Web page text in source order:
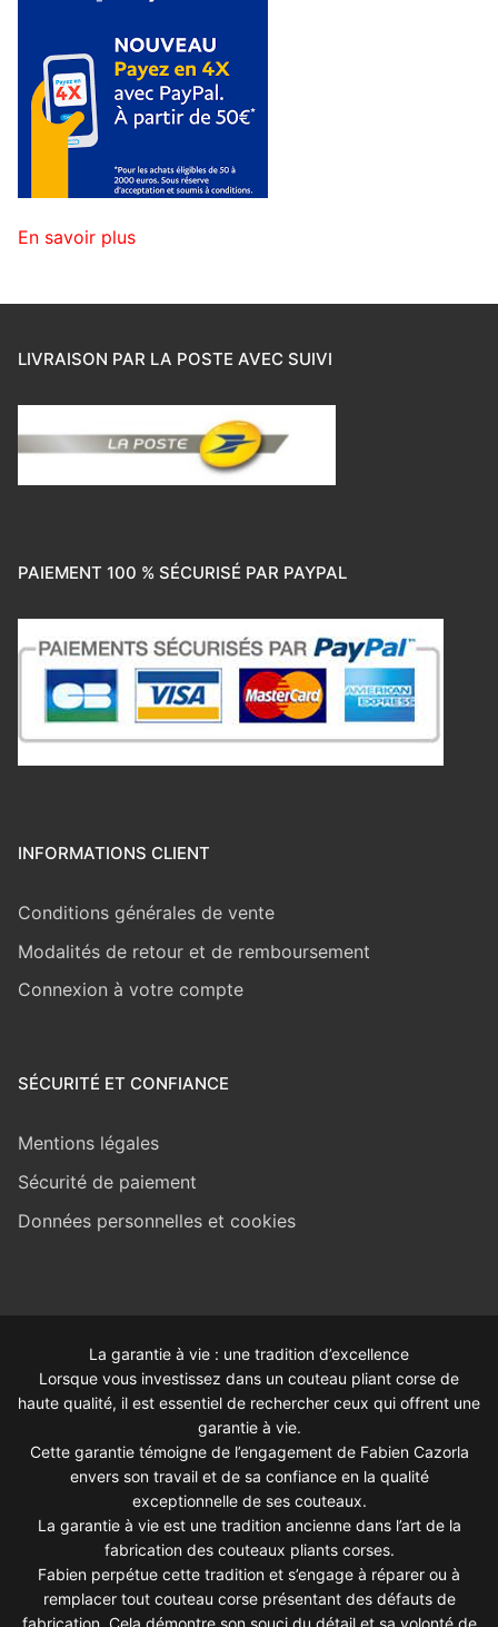
En savoir plus
LIVRAISON PAR LA POSTE AVEC SUIVI
PAIEMENT 100 % SÉCURISÉ PAR PAYPAL
INFORMATIONS CLIENT
Conditions générales de vente
Modalités de retour et de remboursement
Connexion à votre compte
SÉCURITÉ ET CONFIANCE
Mentions légales
Sécurité de paiement
Données personnelles et cookies
La garantie à vie : une tradition d’excellence
Lorsque vous investissez dans un couteau pliant corse de
haute qualité, il est essentiel de rechercher ceux qui offrent une
garantie à vie.
Cette garantie témoigne de l’engagement de Fabien Cazorla
envers son travail et de sa confiance en la qualité
exceptionnelle de ses couteaux.
La garantie à vie est une tradition ancienne dans l’art de la
fabrication des couteaux pliants corses.
Fabien perpétue cette tradition et s’engage à réparer ou à
remplacer tout couteau corse présentant des défauts de
fabrication. Cela démontre son souci du détail et sa volonté de